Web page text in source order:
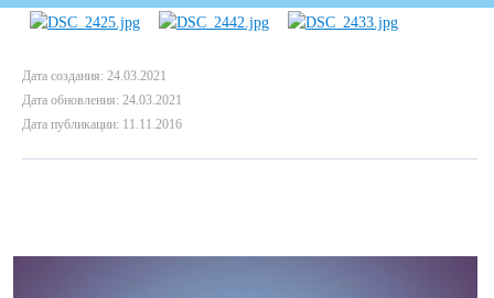
Дата создания: 24.03.2021
Дата обновления: 24.03.2021
Дата публикации: 11.11.2016